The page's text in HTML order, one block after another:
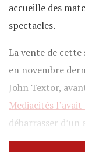
accueille des
spectacles.
La vente de
en novembre
John Textor,
Mediacités
débarrasser d’un